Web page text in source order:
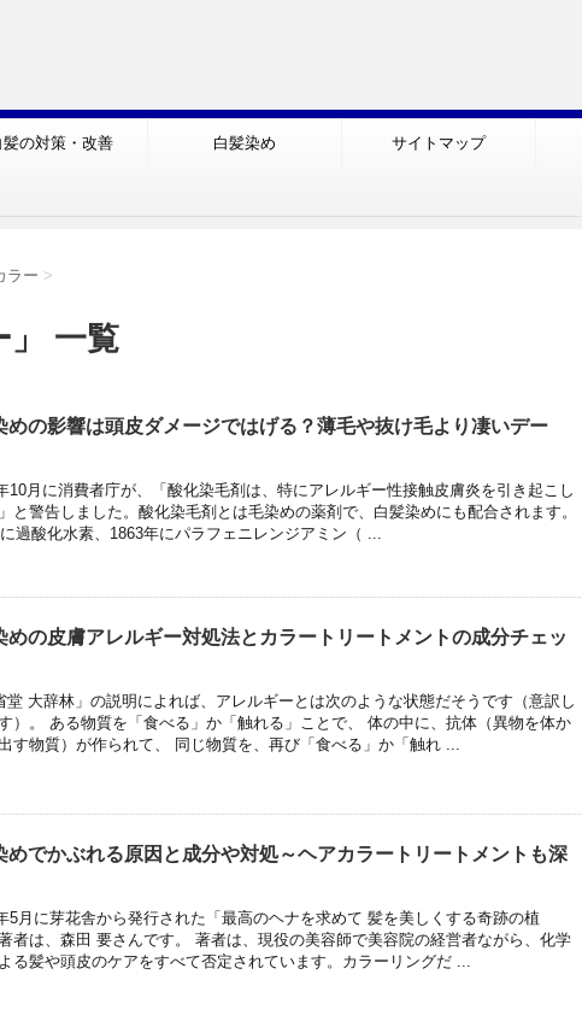
髪の対策・改善 白髪染め サイトマップ
ラー >
」 一覧
めの影響は頭皮ダメージではげる？薄毛や抜け毛より凄いデー
10月に消費者庁が、「酸化染毛剤は、特にアレルギー性接触皮膚炎を引き起こし
と警告しました。酸化染毛剤とは毛染めの薬剤で、白髪染めにも配合されます。
過酸化水素、1863年にパラフェニレンジアミン（ ...
めの皮膚アレルギー対処法とカラートリートメントの成分チェッ
堂 大辞林」の説明によれば、アレルギーとは次のような状態だそうです（意訳し
）。 ある物質を「食べる」か「触れる」ことで、 体の中に、抗体（異物を体か
す物質）が作られて、 同じ物質を、再び「食べる」か「触れ ...
めでかぶれる原因と成分や対処～ヘアカラートリートメントも深
5月に芽花舎から発行された「最高のヘナを求めて 髪を美しくする奇跡の植
者は、森田 要さんです。 著者は、現役の美容師で美容院の経営者ながら、化学
る髪や頭皮のケアをすべて否定されています。カラーリングだ ...